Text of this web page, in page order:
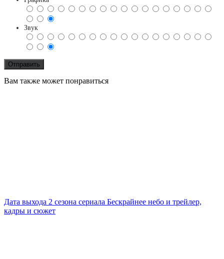
Звук
Вам также может понравиться
Дата выхода 2 сезона сериала Бескрайнее небо и трейлер,
кадры и сюжет